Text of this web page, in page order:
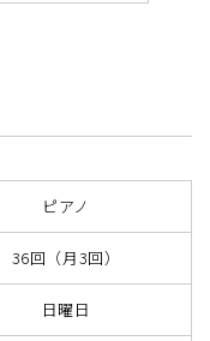
ピアノ
36回（月3回）
日曜日